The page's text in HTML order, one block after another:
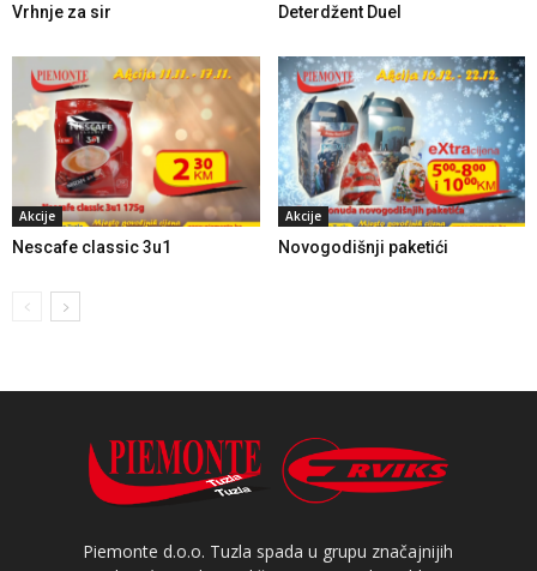
Vrhnje za sir Deterdžent Duel
Akcije
Nescafe classic 3u1
Akcije
Novogodišnji paketići
Piemonte d.o.o. Tuzla spada u grupu značajnijih